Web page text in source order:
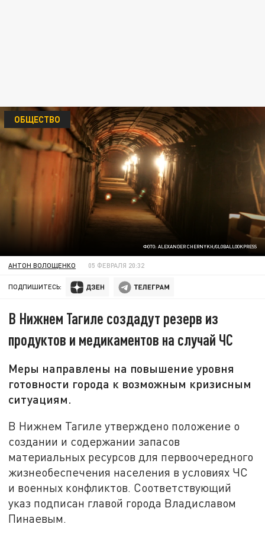
ФОТО: ALEXANDER CHERNYKH/GLOBALLOOKPRESS
ОБЩЕСТВО
АНТОН ВОЛОЩЕНКО 05 ФЕВРАЛЯ 20:32
ПОДПИШИТЕСЬ:
В Нижнем Тагиле создадут резерв из
продуктов и медикаментов на случай ЧС
Меры направлены на повышение уровня
готовности города к возможным кризисным
ситуациям.
В Нижнем Тагиле утверждено положение о
создании и содержании запасов
материальных ресурсов для первоочередного
жизнеобеспечения населения в условиях ЧС
и военных конфликтов. Соответствующий
указ подписан главой города Владиславом
Пинаевым.